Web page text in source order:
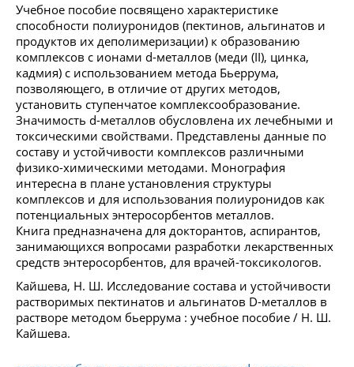
Учебное пособие посвящено характеристике
способности полиуронидов (пектинов, альгинатов и
продуктов их деполимеризации) к образованию
комплексов с ионами d-металлов (меди (II), цинка,
кадмия) с использованием метода Бьеррума,
позволяющего, в отличие от других методов,
установить ступенчатое комплексообразование.
Значимость d-металлов обусловлена их лечебными и
токсическими свойствами. Представлены данные по
составу и устойчивости комплексов различными
физико-химическими методами. Монография
интересна в плане установления структуры
комплексов и для использования полиуронидов как
потенциальных энтеросорбентов металлов.
Книга предназначена для докторантов, аспирантов,
занимающихся вопросами разработки лекарственных
средств энтеросорбентов, для врачей-токсикологов.
Кайшева, Н. Ш. Исследование состава и устойчивости
растворимых пектинатов и альгинатов D-металлов в
растворе методом бьеррума : учебное пособие / Н. Ш.
Кайшева.